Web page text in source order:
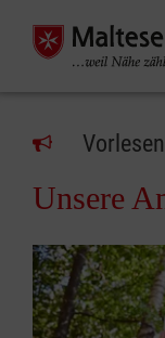
Vorlesen
Unsere